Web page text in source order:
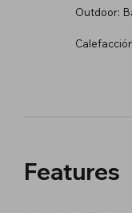
Outdoor:
Features